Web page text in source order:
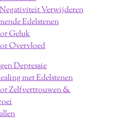
Verwijderen
Edelstenen
Geluk
Overvloed
Depressie
met Edelstenen
Zelfvertrouwen &